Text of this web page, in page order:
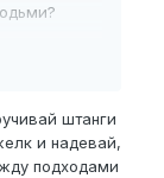
от
меня там в
штанги
и надевай,
подходами